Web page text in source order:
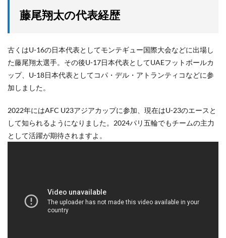
藤尾翔太の代表経歴
古くはU-16の日本代表としてモンテギュー国際大会などに出場し
た藤尾翔太選手。その後U-17日本代表としてUAEフットボールカ
ップ、U-18日本代表としてコパ・デル・アトランティコなどに参
加しました。
2022年にはAFC U23アジアカップに参加、現在はU-23のエースと
して知られるようになりました。2024パリ五輪でもチームの主力
として活躍が期待されますよ。